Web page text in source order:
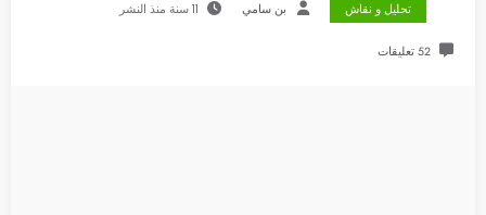
تحليل و نقاش بن سامي 11 سنة منذ النشر
52 تعليقات